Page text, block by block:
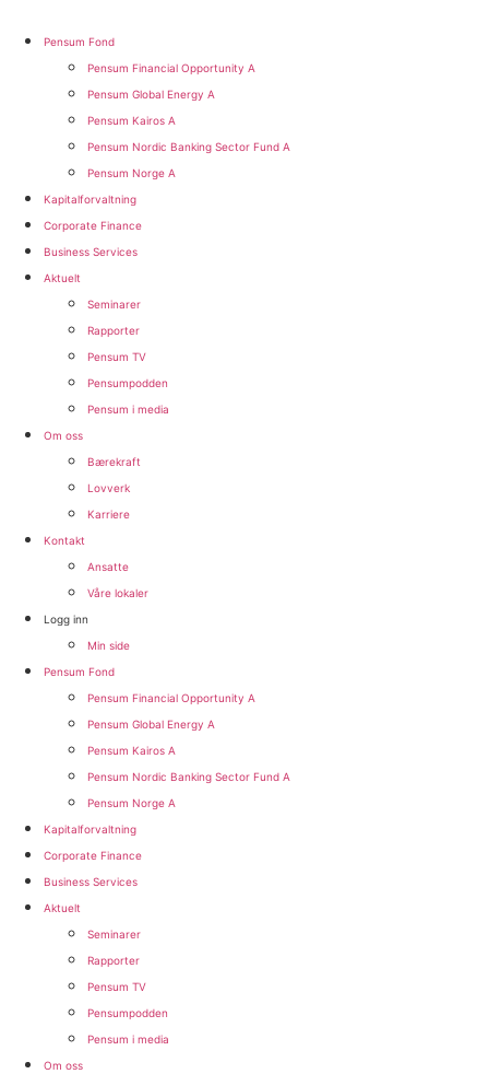
Pensum Fond
Pensum Financial Opportunity A
Pensum Global Energy A
Pensum Kairos A
Pensum Nordic Banking Sector Fund A​
Pensum Norge A​
Kapitalforvaltning
Corporate Finance
Business Services
Aktuelt
Seminarer
Rapporter
Pensum TV
Pensumpodden
Pensum i media
Om oss
Bærekraft
Lovverk
Karriere
Kontakt
Ansatte
Våre lokaler
Logg inn
Min side
Pensum Fond
Pensum Financial Opportunity A
Pensum Global Energy A
Pensum Kairos A
Pensum Nordic Banking Sector Fund A​
Pensum Norge A​
Kapitalforvaltning
Corporate Finance
Business Services
Aktuelt
Seminarer
Rapporter
Pensum TV
Pensumpodden
Pensum i media
Om oss